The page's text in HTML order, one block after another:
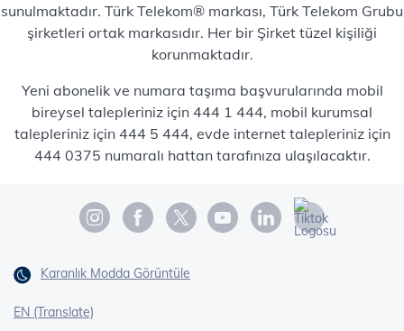
sunulmaktadır. Türk Telekom® markası, Türk Telekom Grubu
şirketleri ortak markasıdır. Her bir Şirket tüzel kişiliği
korunmaktadır.
Yeni abonelik ve numara taşıma başvurularında mobil
bireysel talepleriniz için 444 1 444, mobil kurumsal
talepleriniz için 444 5 444, evde internet talepleriniz için
444 0375 numaralı hattan tarafınıza ulaşılacaktır.
Karanlık Modda Görüntüle
EN (Translate)